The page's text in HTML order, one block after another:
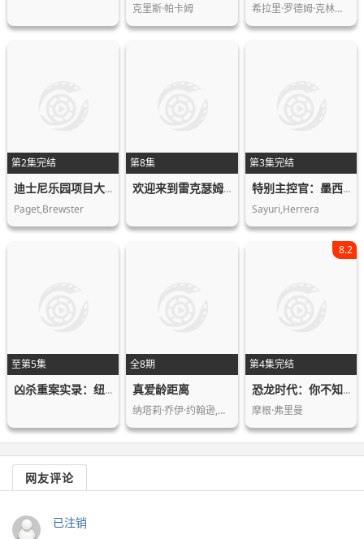
克里斯·帕卡姆
希拉里·罗德姆·克林顿,迈克·彭斯
第2集完结
迪士尼乐园项目大起底第三季
Paget,Brewster
第8集
欢迎来到雷克瑟姆第五季
第3集完结
特别主控官：墨西哥女性命案守护者
Sayuri,Herrera
至第5集
凶杀重案实录：纽约第二季
全8期
真爱龄距离
纳塔莉·乔伊·约翰逊,Nick,Viall
第4集完结
8.2
恐龙时代：你不知道的故事
摩根·弗里曼
网友评论
已注销